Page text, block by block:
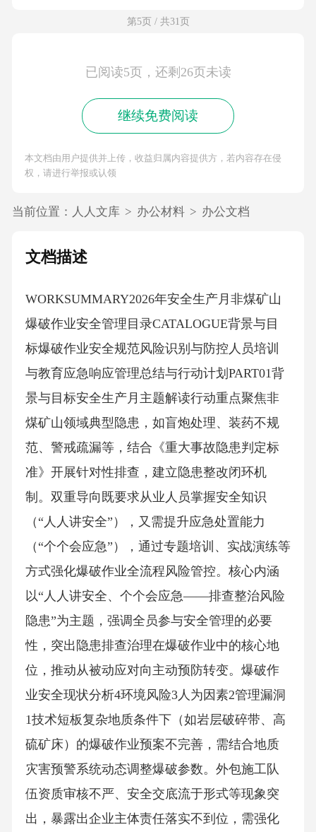
第5页 / 共31页
已阅读5页，还剩26页未读
继续免费阅读
本文档由用户提供并上传，收益归属内容提供方，若内容存在侵
权，请进行举报或认领
当前位置： 人人文库 > 办公材料 > 办公文档
文档描述
WORKSUMMARY2026年安全生产月非煤矿山
爆破作业安全管理目录CATALOGUE背景与目
标爆破作业安全规范风险识别与防控人员培训
与教育应急响应管理总结与行动计划PART01背
景与目标安全生产月主题解读行动重点聚焦非
煤矿山领域典型隐患，如盲炮处理、装药不规
范、警戒疏漏等，结合《重大事故隐患判定标
准》开展针对性排查，建立隐患整改闭环机
制。双重导向既要求从业人员掌握安全知识
（“人人讲安全”），又需提升应急处置能力
（“个个会应急”），通过专题培训、实战演练等
方式强化爆破作业全流程风险管控。核心内涵
以“人人讲安全、个个会应急——排查整治风险
隐患”为主题，强调全员参与安全管理的必要
性，突出隐患排查治理在爆破作业中的核心地
位，推动从被动应对向主动预防转变。爆破作
业安全现状分析4环境风险3人为因素2管理漏洞
1技术短板复杂地质条件下（如岩层破碎带、高
硫矿床）的爆破作业预案不完善，需结合地质
灾害预警系统动态调整爆破参数。外包施工队
伍资质审核不严、安全交底流于形式等现象突
出，暴露出企业主体责任落实不到位，需强化